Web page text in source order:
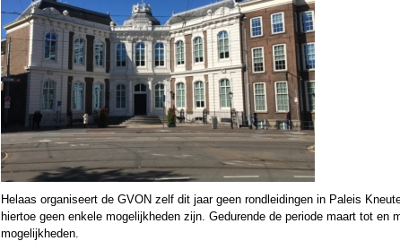
Helaas organiseert de GVON zelf dit jaar geen rondleidingen in Paleis
hiertoe geen enkele mogelijkheden zijn. Gedurende de periode maart tot en
mogelijkheden.